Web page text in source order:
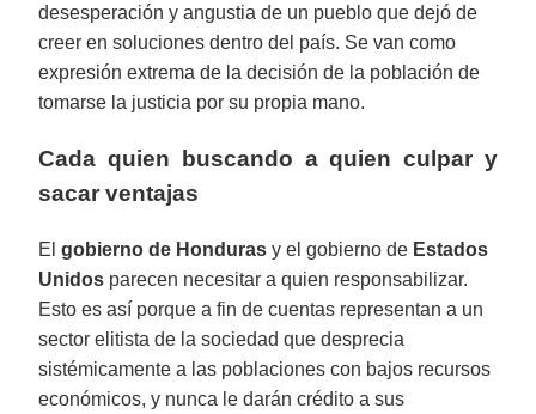
desesperación y angustia de un pueblo que dejó de
creer en soluciones dentro del país. Se van como
expresión extrema de la decisión de la población de
tomarse la justicia por su propia mano.
Cada quien buscando a quien culpar y
sacar ventajas
Elgobierno de Honduras y el gobierno de Estados
Unidos parecen necesitar a quien responsabilizar.
Esto es así porque a fin de cuentas representan a un
sector elitista de la sociedad que desprecia
sistémicamente a las poblaciones con bajos recursos
económicos, y nunca le darán crédito a sus